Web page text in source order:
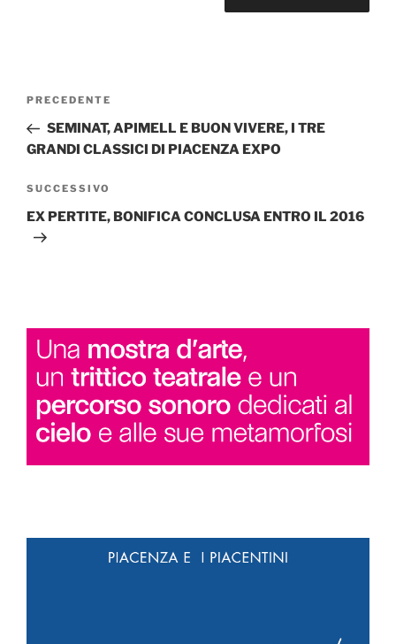
Navigazione
Articolo
precedente:
PRECEDENTE
SEMINAT, APIMELL E BUON VIVERE, I TRE
GRANDI CLASSICI DI PIACENZA EXPO
Articolo
successivo
SUCCESSIVO
EX PERTITE, BONIFICA CONCLUSA ENTRO IL 2016